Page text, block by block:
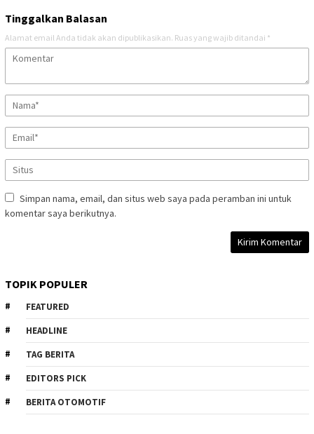
Tinggalkan Balasan
Alamat email Anda tidak akan dipublikasikan. Ruas yang wajib ditandai *
Simpan nama, email, dan situs web saya pada peramban ini untuk
komentar saya berikutnya.
TOPIK POPULER
FEATURED
HEADLINE
TAG BERITA
EDITORS PICK
BERITA OTOMOTIF